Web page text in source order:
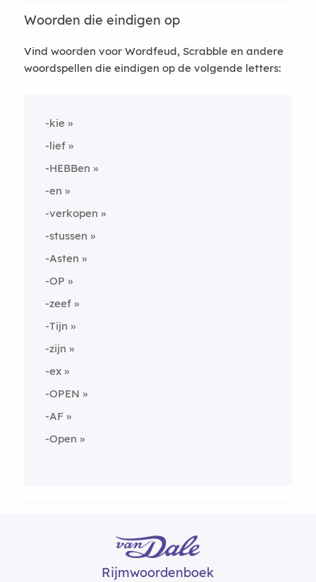
Woorden die eindigen op
Vind woorden voor Wordfeud, Scrabble en andere
woordspellen die eindigen op de volgende letters:
-kie
-lief
-HEBBen
-en
-verkopen
-stussen
-Asten
-OP
-zeef
-Tijn
-zijn
-ex
-OPEN
-AF
-Open
Rijmwoordenboek